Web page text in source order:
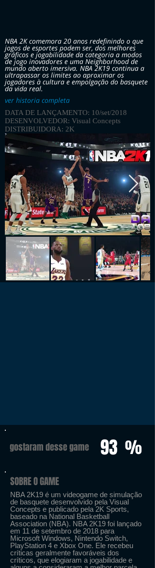
NBA 2K comemora 20 anos redefinindo o que
jogos de esportes podem ser, dos melhores
gráficos e jogabilidade da categoria a modos
de jogo inovadores e uma Neighborhood de
mundo aberto imersiva. NBA 2K19 continua a
ultrapassar os limites ao aproximar os
jogadores à cultura e empolgação do basquete
da vida real.
ver historia completa
DATA DE LANÇAMENTO: 10/set/2018
DESENVOLVEDOR: Visual Concepts
DISTRIBUIDORA: 2K
gostaram desse game 93 %
SOBRE O GAME
NBA 2K19 é um videogame de simulação
de basquete desenvolvido pela Visual
Concepts e publicado pela 2K Sports,
baseado na National Basketball
Association (NBA). NBA 2K19 foi lançado
em 11 de setembro de 2018 para
Microsoft Windows, Nintendo Switch,
PlayStation 4 e Xbox One. Ele recebeu
críticas geralmente favoráveis ​​dos
críticos, que elogiaram a jogabilidade e